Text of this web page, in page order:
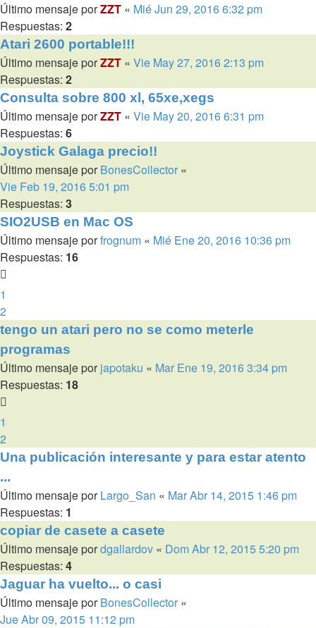
Último mensaje porZZT « Mié Jun 29, 2016 6:32 pm
Respuestas: 2
Atari 2600 portable!!!
Último mensaje porZZT « Vie May 27, 2016 2:13 pm
Respuestas: 2
Consulta sobre 800 xl, 65xe,xegs
Último mensaje porZZT « Vie May 20, 2016 6:31 pm
Respuestas: 6
Joystick Galaga precio!!
Último mensaje por BonesCollector «
Vie Feb 19, 2016 5:01 pm
Respuestas: 3
SIO2USB en Mac OS
Último mensaje porfrognum « Mié Ene 20, 2016 10:36 pm
Respuestas: 16
1
2
tengo un atari pero no se como meterle
programas
Último mensaje por japotaku « Mar Ene 19, 2016 3:34 pm
Respuestas: 18
1
2
Una publicación interesante y para estar atento
...
Último mensaje porLargo_San « Mar Abr 14, 2015 1:46 pm
Respuestas: 1
copiar de casete a casete
Último mensaje pordgallardov « Dom Abr 12, 2015 5:20 pm
Respuestas: 4
Jaguar ha vuelto... o casi
Último mensaje porBonesCollector «
Jue Abr 09, 2015 11:12 pm